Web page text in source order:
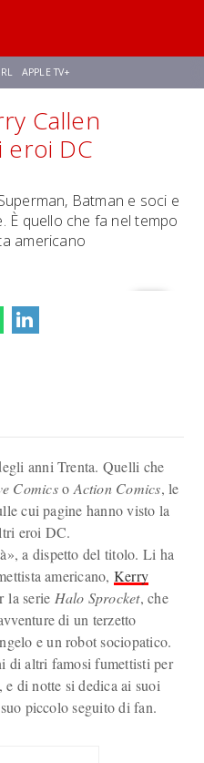
APPLE TV+
TREK AVENGERS: DOOMSDAY
Callen
eroi DC
Batman e soci e
È quello che fa nel tempo
americano
anni Trenta. Quelli che
Comicso Action Comics, le
cui pagine hanno visto la
eroi DC.
a dispetto del titolo. Li ha
americano, Kerry
la serie Halo Sprocket, che
di un terzetto
e un robot sociopatico.
di altri famosi fumettisti per
di notte si dedica ai suoi
piccolo seguito di fan.